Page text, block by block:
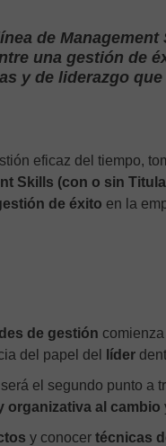
de
una gestión de
y de liderazgo
eficaz del tiempo,
Skills (con o sin
de éxito en la
de gestión
del papel del
líder
será el segundo punto a
organizativa al cambio
y conocer técnicas